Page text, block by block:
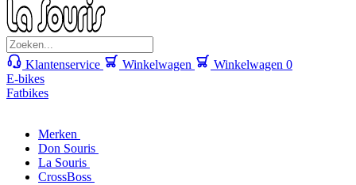
Klantenservice Winkelwagen Winkelwagen 0
E-bikes
Fatbikes
Merken
Don Souris
La Souris
CrossBoss